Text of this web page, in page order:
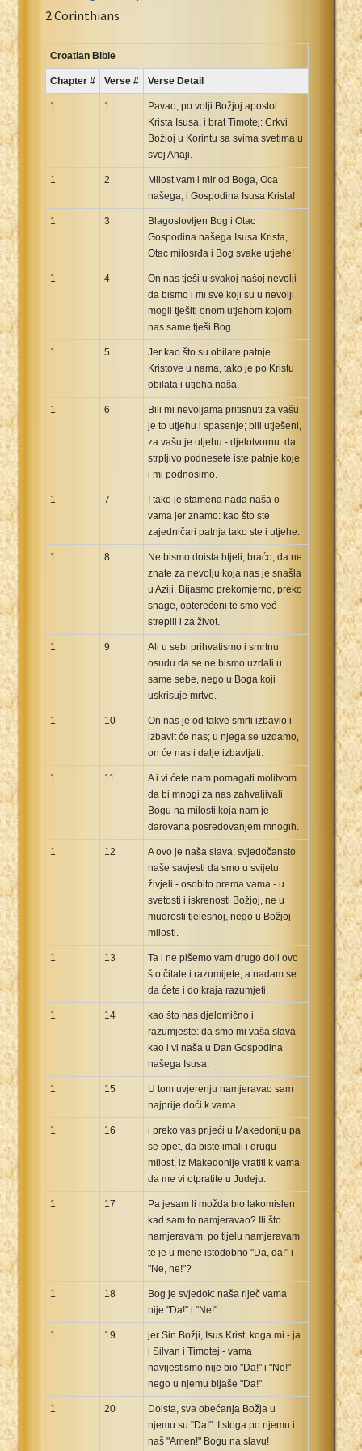
Russian Synodal 1876 Bible
Russian Synodal Bible Win-1251
Spanish Sag. Escrituras 1569
Swahili New Testament
Tagalog 1905
Tagalog John and James
Vietnamese 1934 Bible
2 Corinthians
Croatian Bible
Chapter # Verse # Verse Detail
1 1
Pavao, po volji Božjoj apostol
Krista Isusa, i brat Timotej: Crkvi
Božjoj u Korintu sa svima svetima u
svoj Ahaji.
1 2
Milost vam i mir od Boga, Oca
našega, i Gospodina Isusa Krista!
1 3
Blagoslovljen Bog i Otac
Gospodina našega Isusa Krista,
Otac milosrđa i Bog svake utjehe!
1 4
On nas tješi u svakoj našoj nevolji
da bismo i mi sve koji su u nevolji
mogli tješiti onom utjehom kojom
nas same tješi Bog.
1 5
Jer kao što su obilate patnje
Kristove u nama, tako je po Kristu
obilata i utjeha naša.
1 6
Bili mi nevoljama pritisnuti za vašu
je to utjehu i spasenje; bili utješeni,
za vašu je utjehu - djelotvornu: da
strpljivo podnesete iste patnje koje
i mi podnosimo.
1 7
I tako je stamena nada naša o
vama jer znamo: kao što ste
zajedničari patnja tako ste i utjehe.
1 8
Ne bismo doista htjeli, braćo, da ne
znate za nevolju koja nas je snašla
u Aziji. Bijasmo prekomjerno, preko
snage, opterećeni te smo već
strepili i za život.
1 9
Ali u sebi prihvatismo i smrtnu
osudu da se ne bismo uzdali u
same sebe, nego u Boga koji
uskrisuje mrtve.
1 10
On nas je od takve smrti izbavio i
izbavit će nas; u njega se uzdamo,
on će nas i dalje izbavljati.
1 11
A i vi ćete nam pomagati molitvom
da bi mnogi za nas zahvaljivali
Bogu na milosti koja nam je
darovana posredovanjem mnogih.
1 12
A ovo je naša slava: svjedočansto
naše savjesti da smo u svijetu
živjeli - osobito prema vama - u
svetosti i iskrenosti Božjoj, ne u
mudrosti tjelesnoj, nego u Božjoj
milosti.
1 13
Ta i ne pišemo vam drugo doli ovo
što čitate i razumijete; a nadam se
da ćete i do kraja razumjeti,
1 14
kao što nas djelomično i
razumjeste: da smo mi vaša slava
kao i vi naša u Dan Gospodina
našega Isusa.
1 15
U tom uvjerenju namjeravao sam
najprije doći k vama
1 16
i preko vas prijeći u Makedoniju pa
se opet, da biste imali i drugu
milost, iz Makedonije vratiti k vama
da me vi otpratite u Judeju.
1 17
Pa jesam li možda bio lakomislen
kad sam to namjeravao? Ili što
namjeravam, po tijelu namjeravam
te je u mene istodobno "Da, da!" i
"Ne, ne!"?
1 18
Bog je svjedok: naša riječ vama
nije "Da!" i "Ne!"
1 19
jer Sin Božji, Isus Krist, koga mi - ja
i Silvan i Timotej - vama
navijestismo nije bio "Da!" i "Ne!"
nego u njemu bijaše "Da!".
1 20
Doista, sva obećanja Božja u
njemu su "Da!". I stoga po njemu i
naš "Amen!" Bogu na slavu!